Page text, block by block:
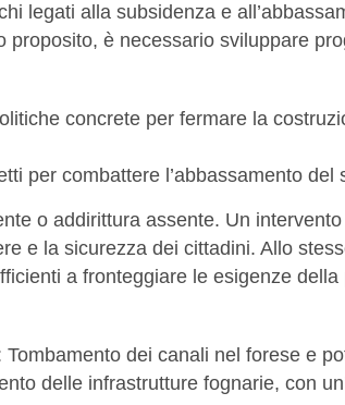
legati alla subsidenza e
è necessario sviluppare
concrete per fermare la
per combattere l’abbassamento
o addirittura assente. Un
e la sicurezza dei cittadini. Allo
a fronteggiare le esigenze
dei canali nel forese e
delle infrastrutture fognarie, con